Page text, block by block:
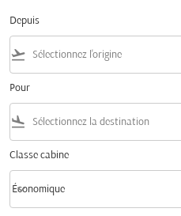
Depuis
flight_takeoff
Pour
flight_land
Classe cabine
Classe cabine option Économique
Économique
keyboard_arrow_down